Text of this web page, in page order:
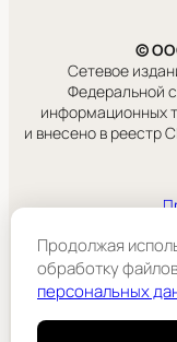
©
Сетевое
Федеральной
информационных
и внесено в
Продолжая
обработку
персональных